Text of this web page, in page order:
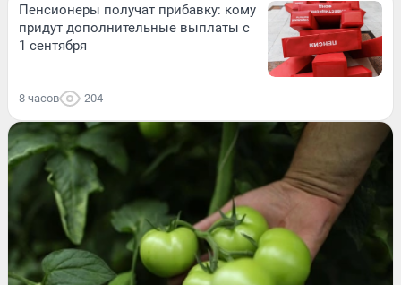
Пенсионеры получат прибавку: кому
придут дополнительные выплаты с
1 сентября
8 часов 204